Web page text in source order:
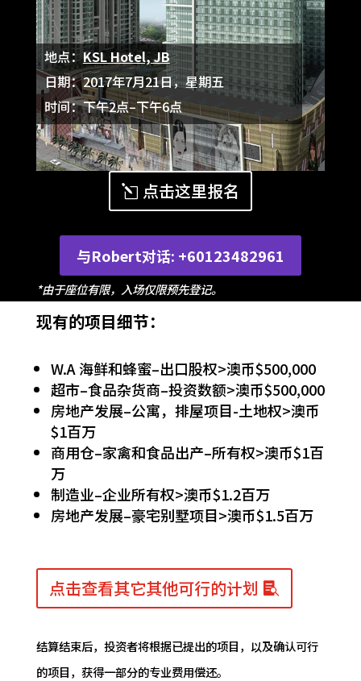
地点：KSL Hotel, JB
日期：2017年7月21日，星期五
时间：下午2点–下午6点
点击这里报名
与Robert对话: +60123482961
*由于座位有限，入场仅限预先登记。
现有的项目细节：
W.A 海鲜和蜂蜜–出口股权>澳币$500,000
超市–食品杂货商–投资数额>澳币$500,000
房地产发展–公寓，排屋项目-土地权>澳币
$1百万
商用仓–家禽和食品出产–所有权>澳币$1百
万
制造业–企业所有权>澳币$1.2百万
房地产发展–豪宅别墅项目>澳币$1.5百万
点击查看其它其他可行的计划
结算结束后，投资者将根据已提出的项目，以及确认可行
的项目，获得一部分的专业费用偿还。